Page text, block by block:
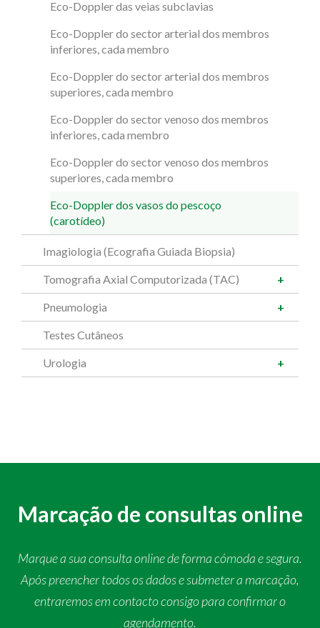
Eco-Doppler das veias subclavias
Eco-Doppler do sector arterial dos membros
inferiores, cada membro
Eco-Doppler do sector arterial dos membros
superiores, cada membro
Eco-Doppler do sector venoso dos membros
inferiores, cada membro
Eco-Doppler do sector venoso dos membros
superiores, cada membro
Eco-Doppler dos vasos do pescoço
(carotídeo)
Imagiologia (Ecografia Guiada Biopsia)
Tomografia Axial Computorizada (TAC)
Pneumologia
Testes Cutâneos
Urologia
Marcação de consultas online
Marque a sua consulta online de forma cómoda e segura.
Após preencher todos os dados e submeter a marcação,
entraremos em contacto consigo para confirmar o
agendamento.